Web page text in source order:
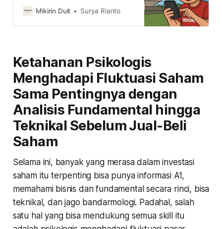
Simak caranya di sini
Mikirin Duit Surya Rianto
Ketahanan Psikologis
Menghadapi Fluktuasi Saham
Sama Pentingnya dengan
Analisis Fundamental hingga
Teknikal Sebelum Jual-Beli
Saham
Selama ini, banyak yang merasa dalam investasi
saham itu terpenting bisa punya informasi A1,
memahami bisnis dan fundamental secara rinci, bisa
teknikal, dan jago bandarmologi. Padahal, salah
satu hal yang bisa mendukung semua skill itu